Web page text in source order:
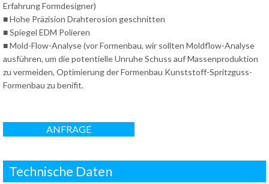
Erfahrung Formdesigner)
■ Hohe Präzision Drahterosion geschnitten
■ Spiegel EDM Polieren
■ Mold-Flow-Analyse (vor Formenbau, wir sollten Moldflow-Analyse
ausführen, um die potentielle Unruhe Schuss auf Massenproduktion
zu vermeiden, Optimierung der Formenbau Kunststoff-Spritzguss-
Formenbau zu benifit.
ANFRAGE
Technische Daten